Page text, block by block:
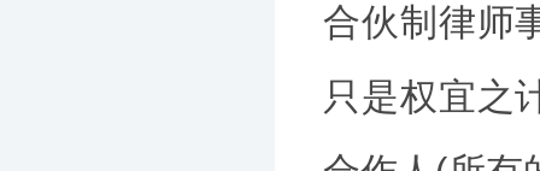
合伙制律师
只是权宜之